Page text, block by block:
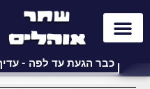
כבר הגעת עד לפה -